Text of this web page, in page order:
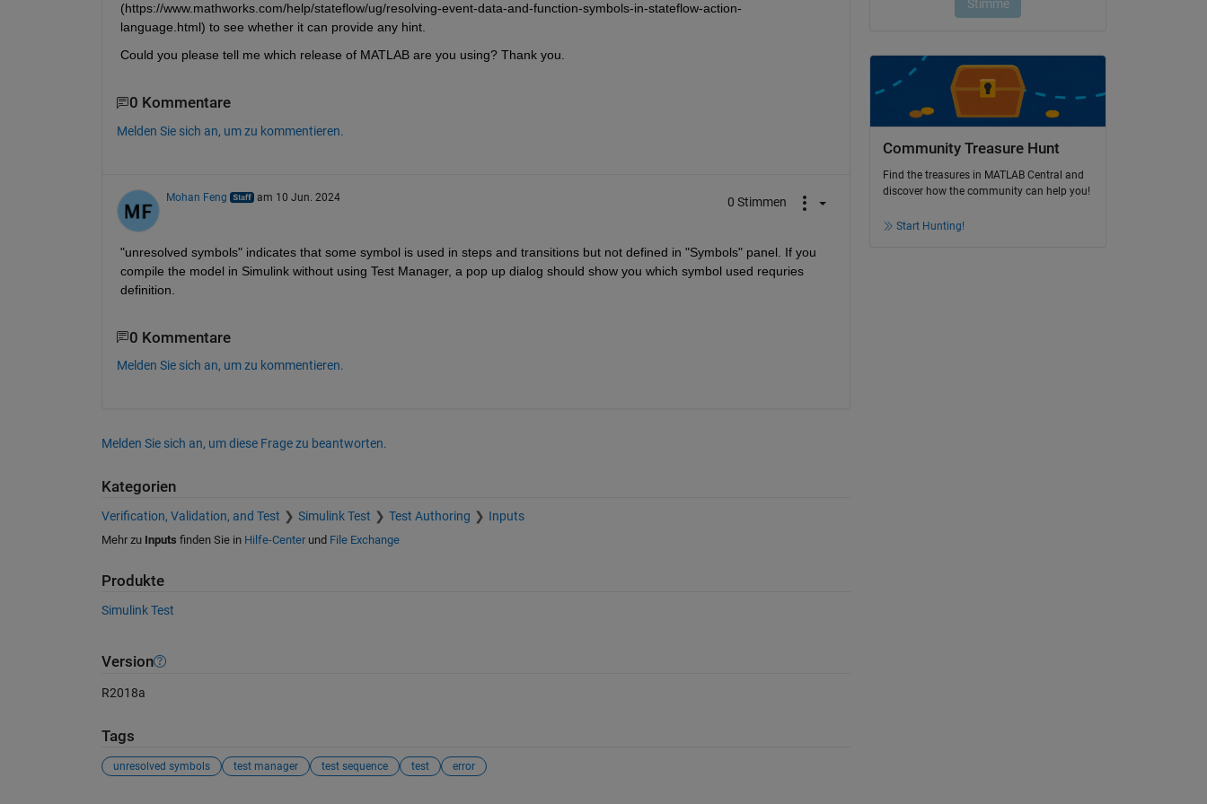
(https://www.mathworks.com/help/stateflow/ug/resolving-event-data-and-function-symbols-in-stateflow-action-
language.html) to see whether it can provide any hint.
Could you please tell me which release of MATLAB are you using? Thank you.
0 Kommentare
Melden Sie sich an, um zu kommentieren.
Mohan Feng am 10 Jun. 2024 0 Stimmen
"unresolved symbols" indicates that some symbol is used in steps and transitions but not defined in "Symbols" panel. If you
compile the model in Simulink without using Test Manager, a pop up dialog should show you which symbol used requries
definition.
0 Kommentare
Melden Sie sich an, um zu kommentieren.
Melden Sie sich an, um diese Frage zu beantworten.
Kategorien
Verification, Validation, and Test Simulink Test Test Authoring Inputs
Mehr zu Inputs finden Sie in Hilfe-Centerund File Exchange
Produkte
Simulink Test
Version
R2018a
Tags
unresolved symbols test manager test sequence test error
Community Treasure Hunt
Find the treasures in MATLAB Central and
discover how the community can help you!
Start Hunting!